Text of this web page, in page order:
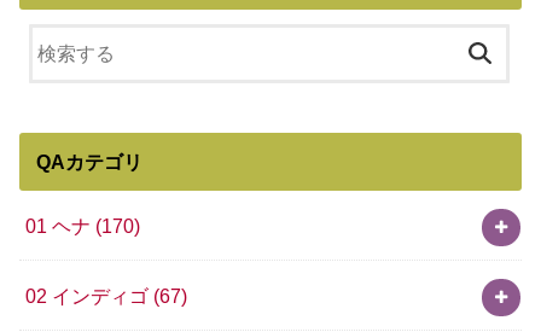
QAカテゴリ
01 ヘナ (170)
02 インディゴ (67)